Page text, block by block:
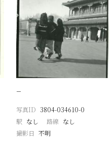
−
写真ID 3804-034610-0
駅 なし 路線 なし
撮影日 不明